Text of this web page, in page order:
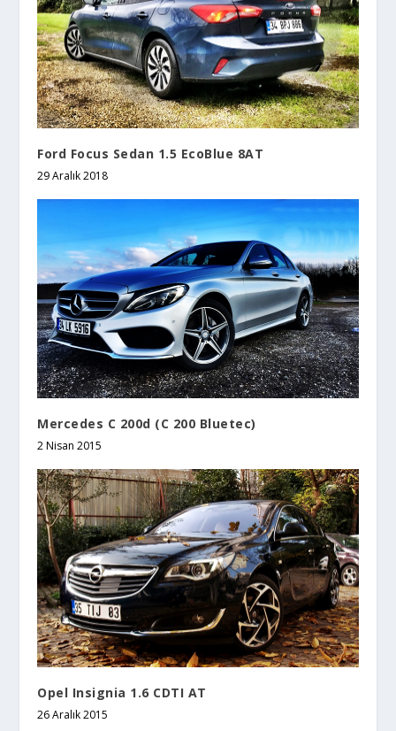
Ford Focus Sedan 1.5 EcoBlue 8AT
29 Aralık 2018
Mercedes C 200d (C 200 Bluetec)
2 Nisan 2015
Opel Insignia 1.6 CDTI AT
26 Aralık 2015